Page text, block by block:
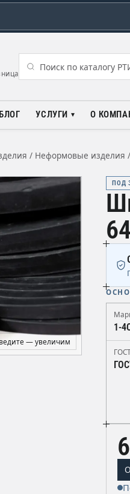
УСЛУГИ О
/ Неформовые изделия /
— увеличим
ПОД
1-